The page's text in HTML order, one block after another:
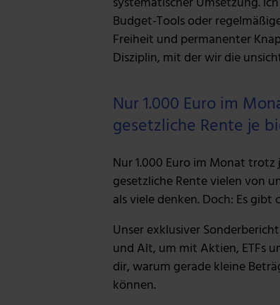
Budget-Tools oder
Freiheit und permanenter
Disziplin, mit der wir die
Nur 1.000 Euro im
gesetzliche Rente je
Nur 1.000 Euro im Monat
gesetzliche Rente vielen von
als viele denken. Doch: Es
Unser exklusiver
und Alt, um mit Aktien, ETFs
dir, warum gerade kleine
können.